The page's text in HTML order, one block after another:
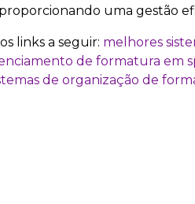
uma gestão
links a seguir: melhores
de formatura em
de organização de